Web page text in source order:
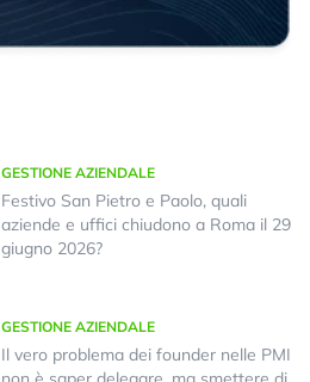
GESTIONE AZIENDALE
Festivo San Pietro e Paolo, quali
aziende e uffici chiudono a Roma il 29
giugno 2026?
GESTIONE AZIENDALE
Il vero problema dei founder nelle PMI